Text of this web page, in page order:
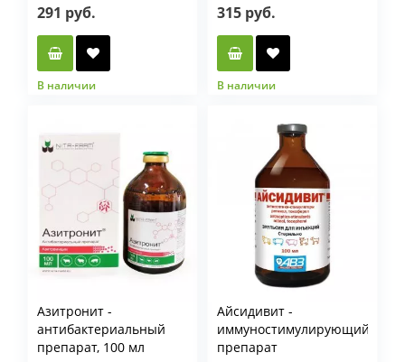
291 руб.
В наличии
315 руб.
В наличии
6 таблеток
Азитронит -
антибактериальный
препарат, 100 мл
Айсидивит -
иммуностимулирующий
препарат